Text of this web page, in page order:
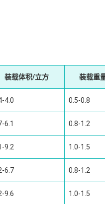
装载体积/立方 装载重
4.0 0.5-0.8
6.1 0.8-1.2
9.2 1.0-1.5
6.7 0.8-1.2
9.6 1.0-1.5